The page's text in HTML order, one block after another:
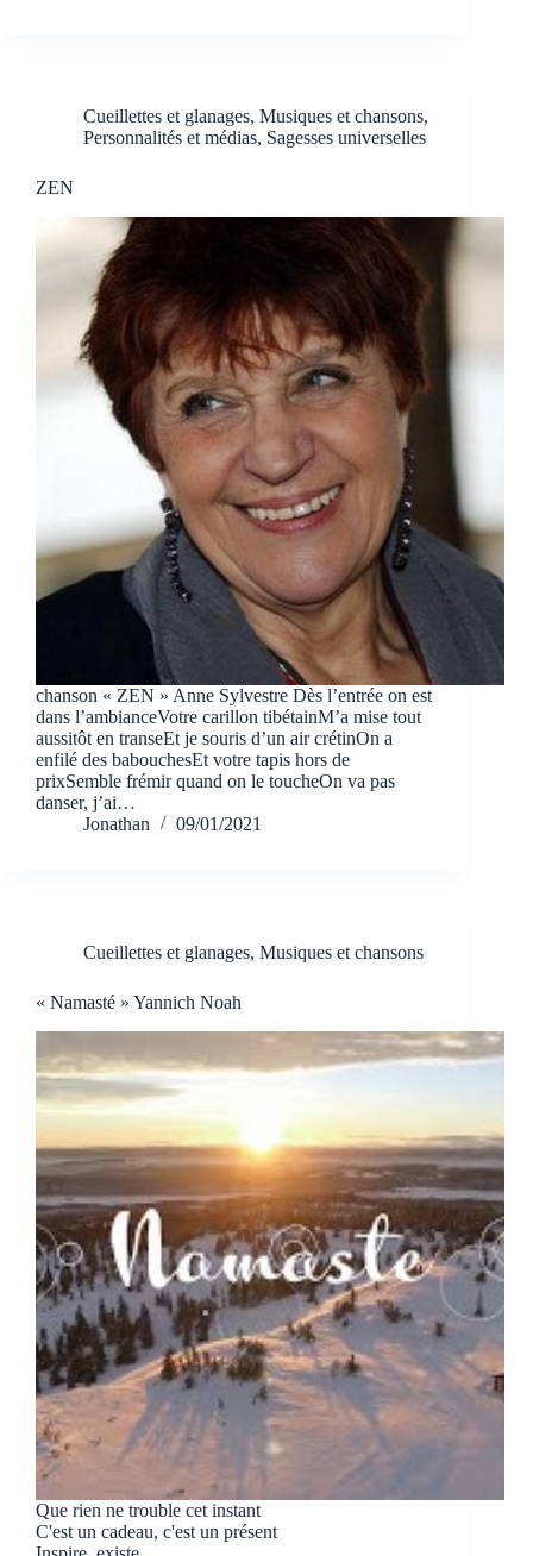
Cueillettes et glanages, Musiques et chansons,
Personnalités et médias, Sagesses universelles
ZEN
chanson « ZEN » Anne Sylvestre Dès l’entrée on est
dans l’ambianceVotre carillon tibétainM’a mise tout
aussitôt en transeEt je souris d’un air crétinOn a
enfilé des babouchesEt votre tapis hors de
prixSemble frémir quand on le toucheOn va pas
danser, j’ai…
Jonathan
09/01/2021
Cueillettes et glanages, Musiques et chansons
« Namasté » Yannich Noah
Que rien ne trouble cet instant
C'est un cadeau, c'est un présent